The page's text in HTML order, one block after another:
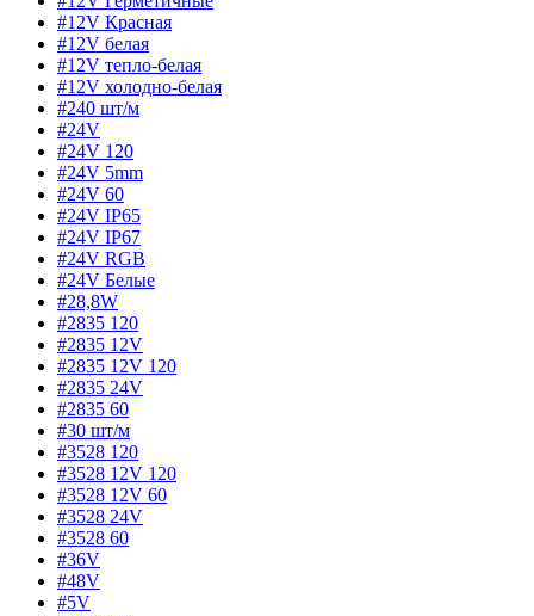
#12V Красная
#12V белая
#12V тепло-белая
#12V холодно-белая
#240 шт/м
#24V
#24V 120
#24V 5mm
#24V 60
#24V IP65
#24V IP67
#24V RGB
#24V Белые
#28,8W
#2835 120
#2835 12V
#2835 12V 120
#2835 24V
#2835 60
#30 шт/м
#3528 120
#3528 12V 120
#3528 12V 60
#3528 24V
#3528 60
#36V
#48V
#5V